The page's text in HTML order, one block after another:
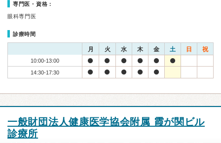
専門医・資格：
眼科専門医
診療時間
月 火 水 木 金 土 日 祝
10:00-13:00
14:30-17:30
一般財団法人健康医学協会附属 霞が関ビル
診療所